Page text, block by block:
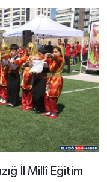
İl Millî Eğitim